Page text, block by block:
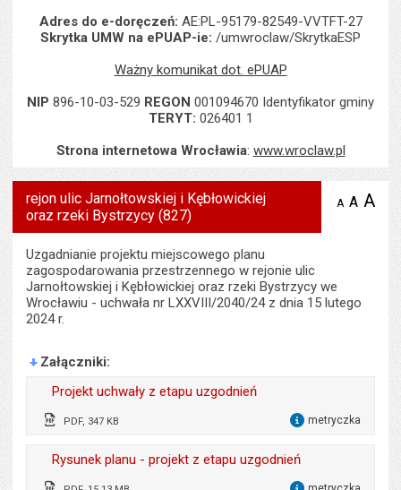
Adres do e-doręczeń: AE:PL-95179-82549-VVTFT-27
Skrytka UMW na ePUAP-ie: /umwroclaw/SkrytkaESP
Ważny komunikat dot. ePUAP
NIP 896-10-03-529 REGON 001094670 Identyfikator gminy
TERYT: 026401 1
Strona internetowa Wrocławia: www.wroclaw.pl
rejon ulic Jarnołtowskiej i Kębłowickiej
oraz rzeki Bystrzycy (827)
A zmniejsz
A A
Uzgadnianie projektu miejscowego planu
zagospodarowania przestrzennego w rejonie ulic
Jarnołtowskiej i Kębłowickiej oraz rzeki Bystrzycy we
Wrocławiu - uchwała nr LXXVIII/2040/24 z dnia 15 lutego
2024 r.
Załączniki
Projekt uchwały z etapu uzgodnień
PDF, 347 KB metryczka
Odpowiedzialny za treść:
Przemysław Matyja
Data wytworzenia:
Rysunek planu - projekt z etapu uzgodnień